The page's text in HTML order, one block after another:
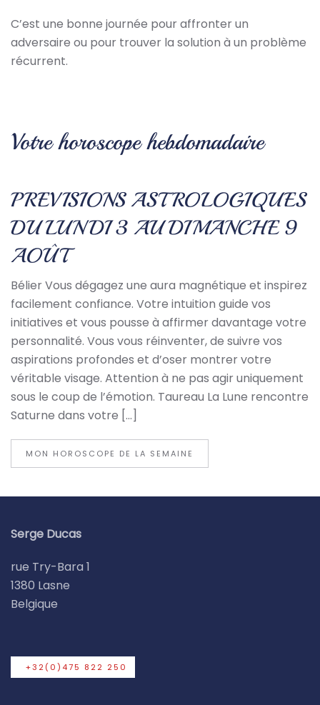
C’est une bonne journée pour affronter un
adversaire ou pour trouver la solution à un problème
récurrent.
Votre horoscope hebdomadaire
PREVISIONS ASTROLOGIQUES
DU LUNDI 3 AU DIMANCHE 9
AOÛT
Bélier Vous dégagez une aura magnétique et inspirez
facilement confiance. Votre intuition guide vos
initiatives et vous pousse à affirmer davantage votre
personnalité. Vous vous réinventer, de suivre vos
aspirations profondes et d’oser montrer votre
véritable visage. Attention à ne pas agir uniquement
sous le coup de l’émotion. Taureau La Lune rencontre
Saturne dans votre […]
MON HOROSCOPE DE LA SEMAINE
Serge Ducas
rue Try-Bara 1
1380 Lasne
Belgique
+32(0)475 822 250